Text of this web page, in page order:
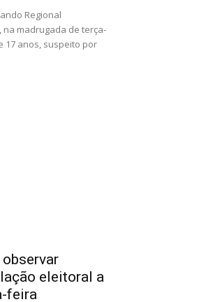
Regional
madrugada de terça-
17 anos, suspeito por
eleitoral a
feira